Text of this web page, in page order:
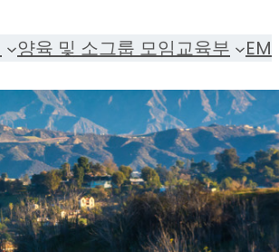
양육 및 소그룹 모임교육부 EM